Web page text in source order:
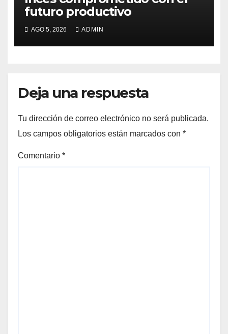
futuro productivo
AGO 5, 2026 ADMIN
Deja una respuesta
Tu dirección de correo electrónico no será publicada.
Los campos obligatorios están marcados con *
Comentario *